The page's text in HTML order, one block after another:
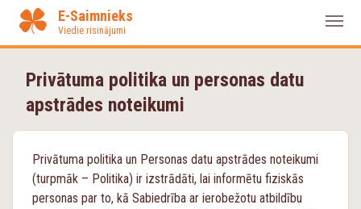
E-Saimnieks
Viedie risinājumi
Reģistrēties
Personas datu apstrādes noteikumi
Privātuma politika un personas datu
apstrādes noteikumi
Privātuma politika un Personas datu apstrādes noteikumi
(turpmāk – Politika) ir izstrādāti, lai informētu fiziskās
personas par to, kā Sabiedrība ar ierobežotu atbildību